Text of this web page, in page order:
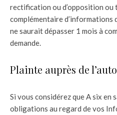
rectification ou d’opposition ou
complémentaire d’informations
ne saurait dépasser 1 mois à
demande.
Plainte auprès de
Si vous considérez que A six en
obligations au regard de vos